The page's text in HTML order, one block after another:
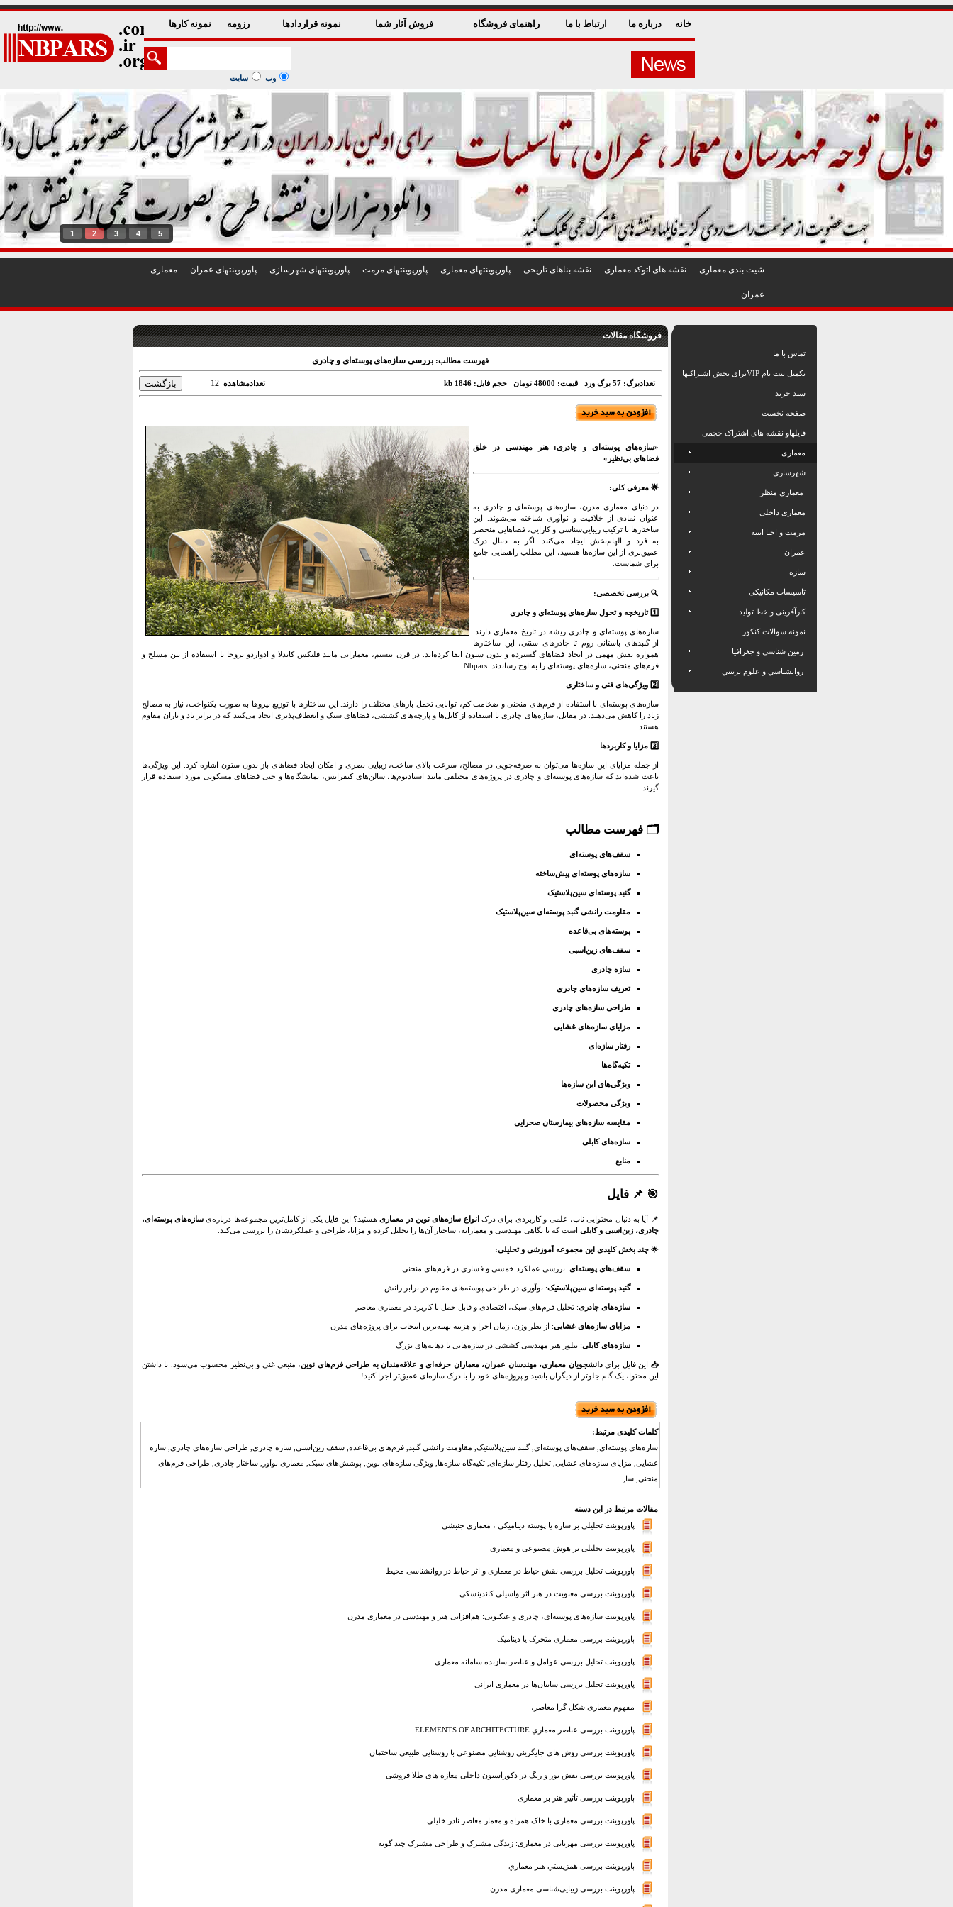
خانه درباره ما ارتباط با ما راهنمای فروشگاه فروش آثار شما نمونه قراردادها رزومه نمونه کارها
وب سایت
1 2 3 4 5
شيت بندی معماری نقشه های اتوکد معماری نقشه بناهای تاريخی پاورپوينتهای معماری پاورپوينتهای مرمت پاورپوينتهای شهرسازی پاورپوينتهای عمران معماری
عمران
فروشگاه مقالات
فهرست مطالب: بررسی سازه‌های پوسته‌ای و چادری
تعدادبرگ: 57 برگ ورد قیمت: 48000 تومان حجم فایل: 1846 kb تعدادمشاهده 12
«سازه‌های پوسته‌ای و چادری: هنر مهندسی در خلق
فضاهای بی‌نظیر»
🌟 معرفی کلی:
در دنیای معماری مدرن، سازه‌های پوسته‌ای و چادری به
عنوان نمادی از خلاقیت و نوآوری شناخته می‌شوند. این
ساختارها با ترکیب زیبایی‌شناسی و کارایی، فضاهایی منحصر
به فرد و الهام‌بخش ایجاد می‌کنند. اگر به دنبال درک
عمیق‌تری از این سازه‌ها هستید، این مطلب راهنمایی جامع
برای شماست.
🔍 بررسی تخصصی:
1️⃣ تاریخچه و تحول سازه‌های پوسته‌ای و چادری
سازه‌های پوسته‌ای و چادری ریشه در تاریخ معماری دارند.
از گنبدهای باستانی روم تا چادرهای سنتی، این ساختارها
همواره نقش مهمی در ایجاد فضاهای گسترده و بدون ستون ایفا کرده‌اند. در قرن بیستم، معمارانی مانند فلیکس کاندلا و ادواردو تروجا با استفاده از بتن مسلح و
فرم‌های منحنی، سازه‌های پوسته‌ای را به اوج رساندند.
Nbpars
2️⃣ ویژگی‌های فنی و ساختاری
سازه‌های پوسته‌ای با استفاده از فرم‌های منحنی و ضخامت کم، توانایی تحمل بارهای مختلف را دارند. این ساختارها با توزیع نیروها به صورت یکنواخت، نیاز به مصالح
زیاد را کاهش می‌دهند. در مقابل، سازه‌های چادری با استفاده از کابل‌ها و پارچه‌های کششی، فضاهای سبک و انعطاف‌پذیری ایجاد می‌کنند که در برابر باد و باران مقاوم
هستند.
3️⃣ مزایا و کاربردها
از جمله مزایای این سازه‌ها می‌توان به صرفه‌جویی در مصالح، سرعت بالای ساخت، زیبایی بصری و امکان ایجاد فضاهای باز بدون ستون اشاره کرد. این ویژگی‌ها
باعث شده‌اند که سازه‌های پوسته‌ای و چادری در پروژه‌های مختلفی مانند استادیوم‌ها، سالن‌های کنفرانس، نمایشگاه‌ها و حتی فضاهای مسکونی مورد استفاده قرار
گیرند.
🗂️ فهرست مطالب
سقف‌های پوسته‌ای
سازه‌های پوسته‌ای پیش‌ساخته
گنبد پوسته‌ای سین‌پلاستیک
مقاومت رانشی گنبد پوسته‌ای سین‌پلاستیک
پوسته‌های بی‌قاعده
سقف‌های زین‌اسبی
سازه چادری
تعریف سازه‌های چادری
طراحی سازه‌های چادری
مزایای سازه‌های غشایی
رفتار سازه‌ای
تکیه‌گاه‌ها
ویژگی‌های این سازه‌ها
ویژگی محصولات
مقایسه سازه‌های بیمارستان صحرایی
سازه‌های کابلی
منابع
🎯 📌 فایل
📌 آیا به دنبال محتوایی ناب، علمی و کاربردی برای درکانواع سازه‌های نوین در معماریهستید؟ این فایل یکی از کامل‌ترین مجموعه‌ها درباره‌ی سازه‌های پوسته‌ای،
چادری، زین‌اسبی و کابلی است که با نگاهی مهندسی و معمارانه، ساختار آن‌ها را تحلیل کرده و مزایا، طراحی و عملکردشان را بررسی می‌کند.
🌟 چند بخش کلیدی این مجموعه آموزشی و تحلیلی:
سقف‌های پوسته‌ای: بررسی عملکرد خمشی و فشاری در فرم‌های منحنی
گنبد پوسته‌ای سین‌پلاستیک: نوآوری در طراحی پوسته‌های مقاوم در برابر رانش
سازه‌های چادری: تحلیل فرم‌های سبک، اقتصادی و قابل حمل با کاربرد در معماری معاصر
مزایای سازه‌های غشایی: از نظر وزن، زمان اجرا و هزینه بهینه‌ترین انتخاب برای پروژه‌های مدرن
سازه‌های کابلی: تبلور هنر مهندسی کششی در سازه‌هایی با دهانه‌های بزرگ
📥 این فایل برایدانشجویان معماری، مهندسان عمران، معماران حرفه‌ای و علاقه‌مندان به طراحی فرم‌های نوین، منبعی غنی و بی‌نظیر محسوب می‌شود. با داشتن
این محتوا، یک گام جلوتر از دیگران باشید و پروژه‌های خود را با درک سازه‌ای عمیق‌تر اجرا کنید!
کلمات کلیدی مرتبط:
سازه‌های پوسته‌ای, سقف‌های پوسته‌ای, گنبد سین‌پلاستیک, مقاومت رانشی گنبد, فرم‌های بی‌قاعده, سقف زین‌اسبی, سازه چادری, طراحی سازه‌های چادری, سازه
غشایی, مزایای سازه‌های غشایی, تحلیل رفتار سازه‌ای, تکیه‌گاه سازه‌ها, ویژگی سازه‌های نوین, پوشش‌های سبک, معماری نوآور, ساختار چادری, طراحی فرم‌های
منحنی, سا,
مقالات مرتبط در این دسته
پاورپوینت تحلیلی بر سازه یا پوسته دینامیکی ، معماری جنبشی
پاورپوینت تحلیلی بر هوش مصنوعی و معماری
پاورپوینت تحلیل بررسی نقش حیاط در معماری و اثر حیاط در روانشناسی محیط
پاورپوینت بررسی معنویت در هنر اثر واسیلی کاندینسکی
پاورپوینت سازه‌های پوسته‌ای، چادری و عنکبوتی: هم‌افزایی هنر و مهندسی در معماری مدرن
پاورپوینت بررسی معماری متحرک یا دینامیک
پاورپوینت تحلیل بررسی عوامل و عناصر سازنده سامانه معماری
پاورپوینت تحلیل بررسی سایبان‌ها در معماری ایرانی
مفهوم معماری شکل گرا معاصر،
پاورپوینت بررسی عناصر معماري ELEMENTS OF ARCHITECTURE
پاورپوینت بررسی روش های جایگزینی روشنایی مصنوعی با روشنایی طبیعی ساختمان
پاورپوینت بررسی نقش نور و رنگ در دکوراسیون داخلی مغازه های طلا فروشی
پاورپوینت بررسی تأثیر هنر بر معماری
پاورپوینت بررسی معماری با خاک همراه و معمار معاصر نادر خلیلی
پاورپوینت بررسی مهربانی در معماری: زندگی مشترک و طراحی مشترک چند گونه
پاورپوینت بررسی همزيستي هنر معماري
پاورپوینت بررسی زیبایی‌شناسی معماری مدرن
تماس با ما
تکمیل ثبت نام VIPبرای بخش اشتراکیها
سبد خرید
صفحه نخست
فایلهاو نقشه های اشتراک حجمی
معماری
شهرسازی
معماری منظر
معماری داخلی
مرمت و احیا ابنیه
عمران
سازه
تاسیسات مکانیکی
کارآفرینی و خط تولید
نمونه سوالات کنکور
زمین شناسی و جغرافیا
روانشناسي و علوم تربيتي